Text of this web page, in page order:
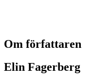
Om författaren
Elin Fagerberg